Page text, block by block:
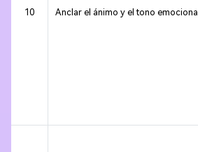
10 Anclar el ánimo y el tono emocional